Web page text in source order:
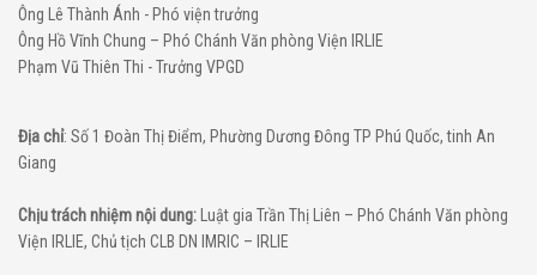
Ông Lê Thành Ánh - Phó viện trưởng
Ông Hồ Vĩnh Chung – Phó Chánh Văn phòng Viện IRLIE
Phạm Vũ Thiên Thi - Trưởng VPGD
Địa chỉ: Số 1 Đoàn Thị Điểm, Phường Dương Đông TP Phú Quốc, tinh An
Giang
Chịu trách nhiệm nội dung: Luật gia Trần Thị Liên – Phó Chánh Văn phòng
Viện IRLIE, Chủ tịch CLB DN IMRIC – IRLIE